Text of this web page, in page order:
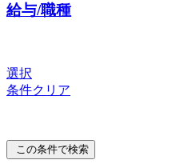
給与/職種
選択
条件クリア
この条件で検索